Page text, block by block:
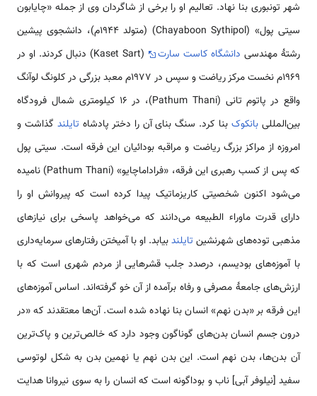
شهر تونبوری بنا نهاد. تعالیم او را برخی از شاگردان وی از جمله «چایابون
سیتی پول» (Chayaboon Sythipol) (متولد ۱۹۴۴م)، دانشجوی پیشین
رشتهٔ مهندسی دانشگاه کاست سارت
(Kaset Sart) دنبال کردند. او در
۱۹۶۹م نخست مرکز ریاضت و سپس در ۱۹۷۷م معبد بزرگی در کلونگ لوآنگ
واقع در پاتوم تانی (Pathum Thani)، در ۱۶ کیلومتری شمال فرودگاه
بین‌المللی بانکوکبنا کرد. سنگ بنای آن را دختر پادشاه تایلند گذاشت و
امروزه از مراکز بزرگ ریاضت و مراقبه بودائیان این فرقه است. سیتی پول
که پس از کسب رهبری این فرقه، «فراداماچایو» (Pathum Thani) نامیده
می‌شود اکنون شخصیتی کاریزماتیک پیدا کرده است که پیروانش او را
دارای قدرت ماوراء الطبیعه می‌دانند که می‌خواهد پاسخی برای نیازهای
مذهبی توده‌های شهرنشین تایلندبیابد. او با آمیختن رفتارهای سرمایه‌داری
با آموزه‌های بودیسم، درصدد جلب قشرهایی از مردم شهری است که با
ارزش‌های جامعهٔ مصرفی و رفاه برآمده از آن خو گرفته‌اند. اساس آموزه‌های
این فرقه بر «بدن نهم» انسان بنا نهاده شده است. آن‌ها معتقدند که «در
درون جسم انسان بدن‌های گوناگون وجود دارد که خالص‌ترین و پاک‌ترین
آن بدن‌ها، بدن نهم است. این بدن نهم یا نهمین بدن به شکل لوتوسی
سفید [نیلوفر آبی] ناب و بوداگونه است که انسان را به سوی نیروانا هدایت